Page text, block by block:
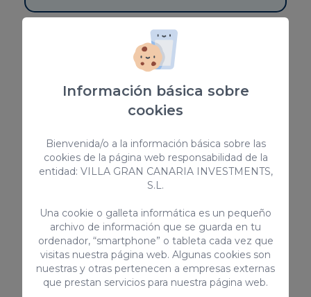
Piscina comunitaria climatizada
Climatización: Disponible durante todo el año
Entorno: Complejo residencial tranquilo
Services inclus au Campo Golf 5
Accueil personnalisé et remise des clés jusqu’à
20h00.
Service de ménage hebdomadaire (pour les
Información básica sobre
cookies
Bienvenida/o a la información básica sobre las
cookies de la página web responsabilidad de la
entidad: VILLA GRAN CANARIA INVESTMENTS,
S.L.
Una cookie o galleta informática es un pequeño
archivo de información que se guarda en tu
ordenador, “smartphone” o tableta cada vez que
visitas nuestra página web. Algunas cookies son
nuestras y otras pertenecen a empresas externas
que prestan servicios para nuestra página web.